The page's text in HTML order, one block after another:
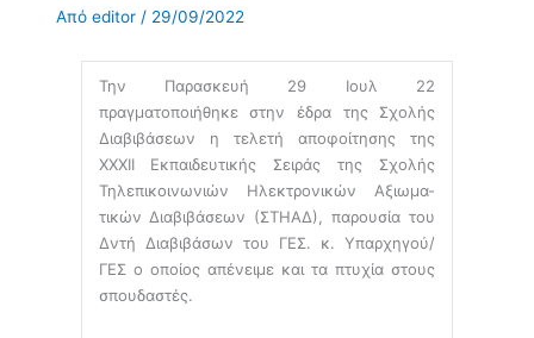
Απόeditor / 29/09/2022
Την Παρασκευή 29 Ιουλ 22
πραγματοποιήθηκε στην έδρα της Σχολής
Διαβιβάσεων η τελετή αποφοίτησης της
ΧΧΧII Εκπαιδευτικής Σειράς της Σχολής
Τηλεπικοινωνιών Ηλεκτρονικών Αξιωμα-
τικών Διαβιβάσεων (ΣΤΗΑΔ), παρουσία του
Δντή Διαβιβάσων του ΓΕΣ. κ. Υπαρχηγού/
ΓΕΣ ο οποίος απένειμε και τα πτυχία στους
σπουδαστές.